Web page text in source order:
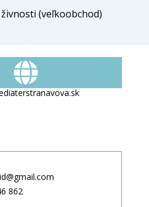
(veľkoobchod)
862